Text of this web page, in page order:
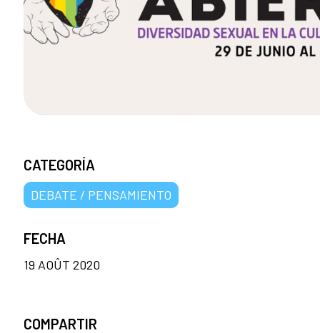
CATEGORÍA
DEBATE / PENSAMIENTO
FECHA
19 AOÛT 2020
COMPARTIR